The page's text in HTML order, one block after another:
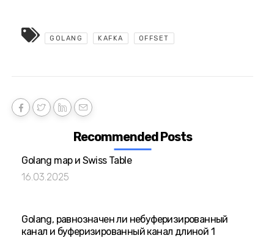
GOLANG KAFKA OFFSET
Recommended Posts
Golang map и Swiss Table
16.03.2025
Golang, равнозначен ли небуферизированный
канал и буферизированный канал длиной 1